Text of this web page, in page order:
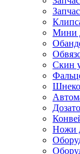
Мини
Скин
Ножи